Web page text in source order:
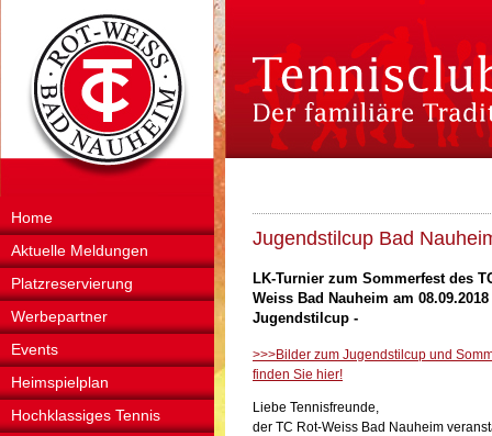
Home
Aktuelle Meldungen
Platzreservierung
Werbepartner
Events
Heimspielplan
Hochklassiges Tennis
Jugendstilcup Bad
LK-Turnier zum Sommerfest des
Weiss Bad Nauheim am 08.09.2018
Jugendstilcup -
>>>Bilder zum Jugendstilcup und
finden Sie hier!
Liebe Tennisfreunde,
der TC Rot-Weiss Bad Nauheim